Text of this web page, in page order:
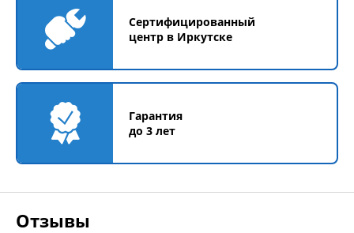
Сертифицированный
центр в Иркутске
Гарантия
до 3 лет
Отзывы